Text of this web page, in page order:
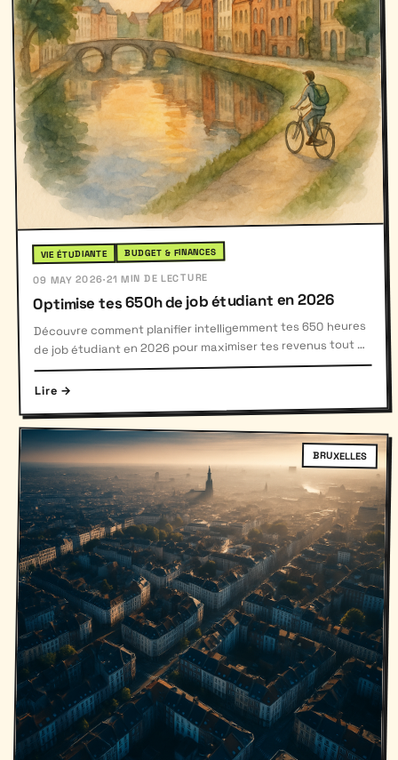
VIE ÉTUDIANTE BUDGET & FINANCES
09 MAY 2026·21 MIN DE LECTURE
Optimise tes 650h de job étudiant en 2026
Découvre comment planifier intelligemment tes 650 heures
de job étudiant en 2026 pour maximiser tes revenus tout en
préservant tes aides sociales.
Lire →
BRUXELLES